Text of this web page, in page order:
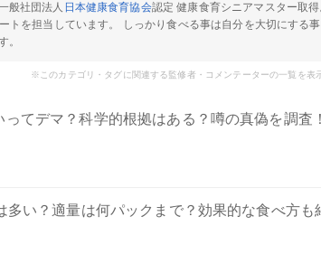
般社団法人 日本健康食育協会認定 健康食育シニアマスター取
トを担当しています。 しっかり食べる事は自分を大切にする
。
※このカテゴリ・タグに関連する監修者・コメンテーターの一覧を表
てデマ？科学的根拠はある？噂の真偽を調査！
い？適量は何パックまで？効果的な食べ方も